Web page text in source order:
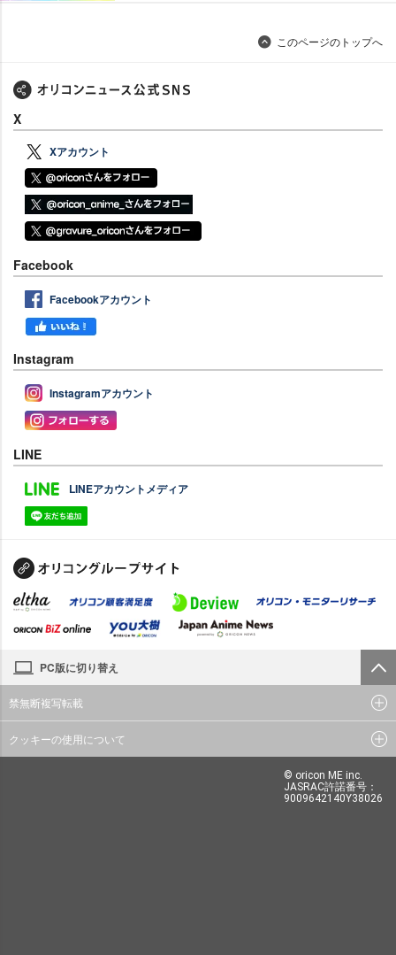
このページのトップへ
X
Xアカウント
Facebook
Facebookアカウント
Instagram
Instagramアカウント
LINE
LINEアカウントメディア
PC版に切り替え
禁無断複写転載
クッキーの使用について
© oricon ME inc.
JASRAC許諾番号：
9009642140Y38026